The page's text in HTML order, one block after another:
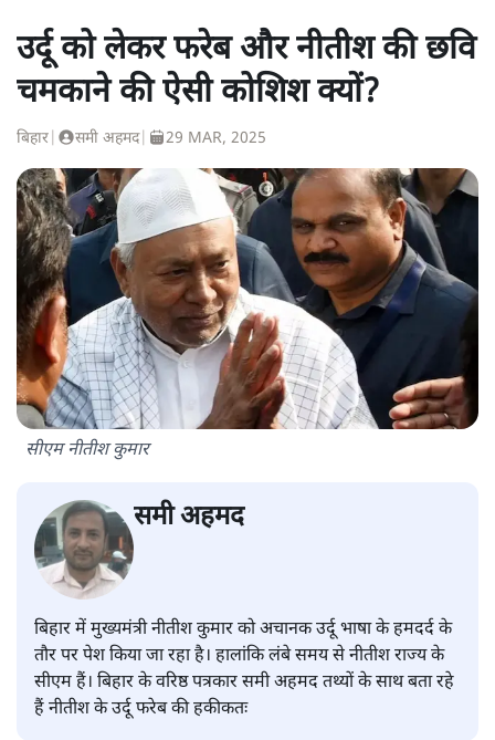
उर्दू को लेकर फरेब और नीतीश की छवि
चमकाने की ऐसी कोशिश क्यों?
बिहार समी अहमद| 29 MAR, 2025
सीएम नीतीश कुमार
समी अहमद
बिहार में मुख्यमंत्री नीतीश कुमार को अचानक उर्दू भाषा के हमदर्द के
तौर पर पेश किया जा रहा है। हालांकि लंबे समय से नीतीश राज्य के
सीएम हैं। बिहार के वरिष्ठ पत्रकार समी अहमद तथ्यों के साथ बता रहे
हैं नीतीश के उर्दू फरेब की हकीकतः